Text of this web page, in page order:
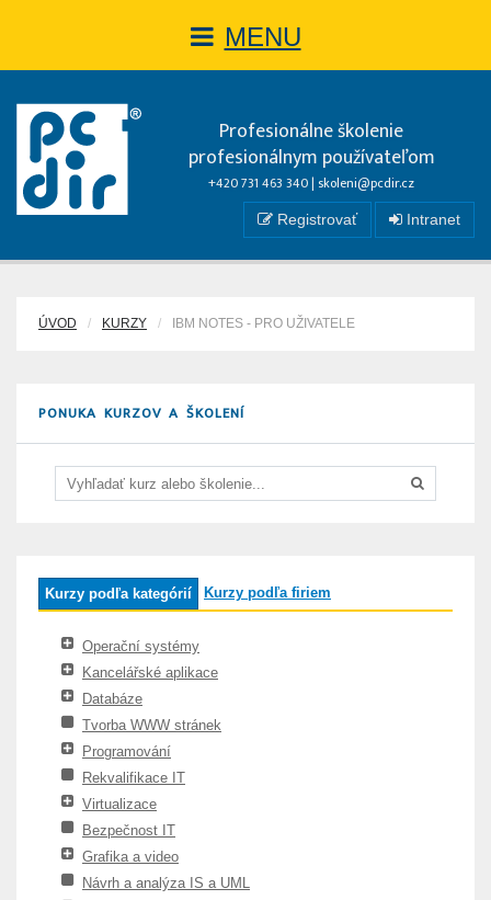
MENU
Profesionálne školenie
profesionálnym používateľom
+420 731 463 340 | skoleni@pcdir.cz
Registrovať Intranet
ÚVOD KURZY IBM NOTES - PRO UŽIVATELE
PONUKA KURZOV A ŠKOLENÍ
Kurzy podľa kategórií Kurzy podľa firiem
Operační systémy
Kancelářské aplikace
Databáze
Tvorba WWW stránek
Programování
Rekvalifikace IT
Virtualizace
Bezpečnost IT
Grafika a video
Návrh a analýza IS a UML